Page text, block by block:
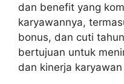
dan benefit yang
karyawannya,
bonus, dan cuti
bertujuan untuk
dan kinerja